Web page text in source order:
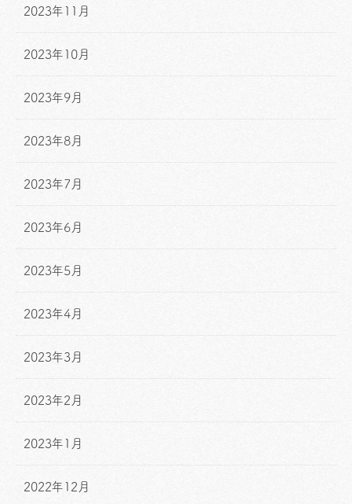
2023年11月
2023年10月
2023年9月
2023年8月
2023年7月
2023年6月
2023年5月
2023年4月
2023年3月
2023年2月
2023年1月
2022年12月